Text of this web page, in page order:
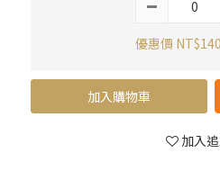
優惠價 NT$140
加入購物車
加入